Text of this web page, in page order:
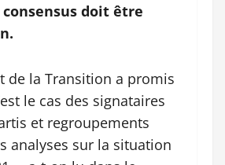
doit être
de la Transition a promis
le cas des signataires
et regroupements
analyses sur la situation